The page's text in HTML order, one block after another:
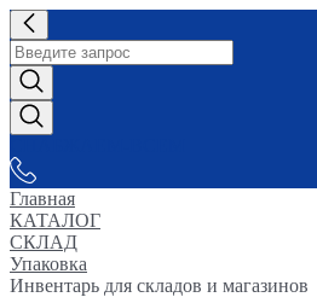
Главная
КАТАЛОГ
СКЛАД
Упаковка
Инвентарь для складов и магазинов